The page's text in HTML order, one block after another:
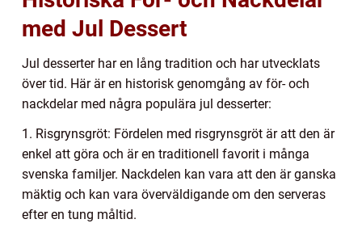
med Jul Dessert
Jul desserter har en lång tradition och har utvecklats
över tid. Här är en historisk genomgång av för- och
nackdelar med några populära jul desserter:
1. Risgrynsgröt: Fördelen med risgrynsgröt är att den är
enkel att göra och är en traditionell favorit i många
svenska familjer. Nackdelen kan vara att den är ganska
mäktig och kan vara överväldigande om den serveras
efter en tung måltid.